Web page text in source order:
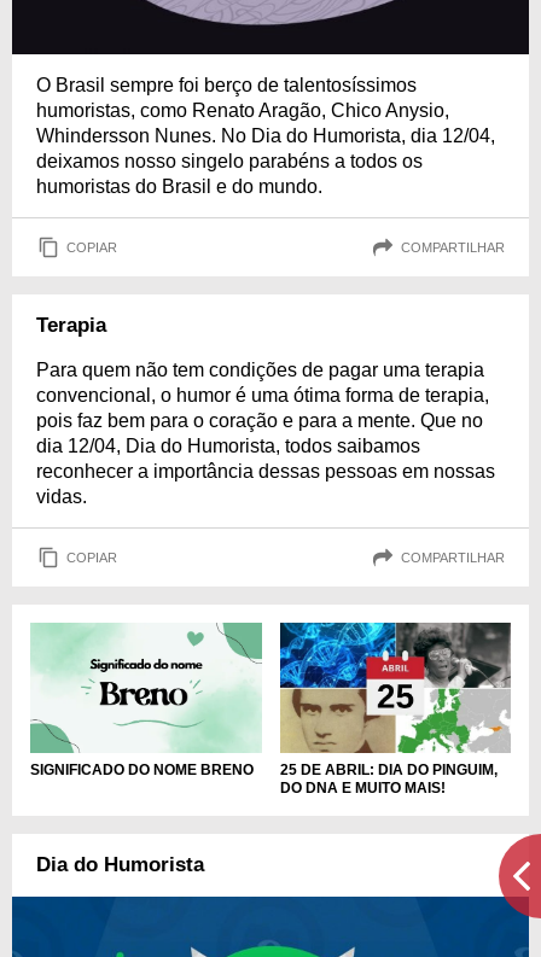
O Brasil sempre foi berço de talentosíssimos
humoristas, como Renato Aragão, Chico Anysio,
Whindersson Nunes. No Dia do Humorista, dia 12/04,
deixamos nosso singelo parabéns a todos os
humoristas do Brasil e do mundo.
COPIAR COMPARTILHAR
Terapia
Para quem não tem condições de pagar uma terapia
convencional, o humor é uma ótima forma de terapia,
pois faz bem para o coração e para a mente. Que no
dia 12/04, Dia do Humorista, todos saibamos
reconhecer a importância dessas pessoas em nossas
vidas.
COPIAR COMPARTILHAR
SIGNIFICADO DO NOME BRENO
25 DE ABRIL: DIA DO PINGUIM,
DO DNA E MUITO MAIS!
Dia do Humorista